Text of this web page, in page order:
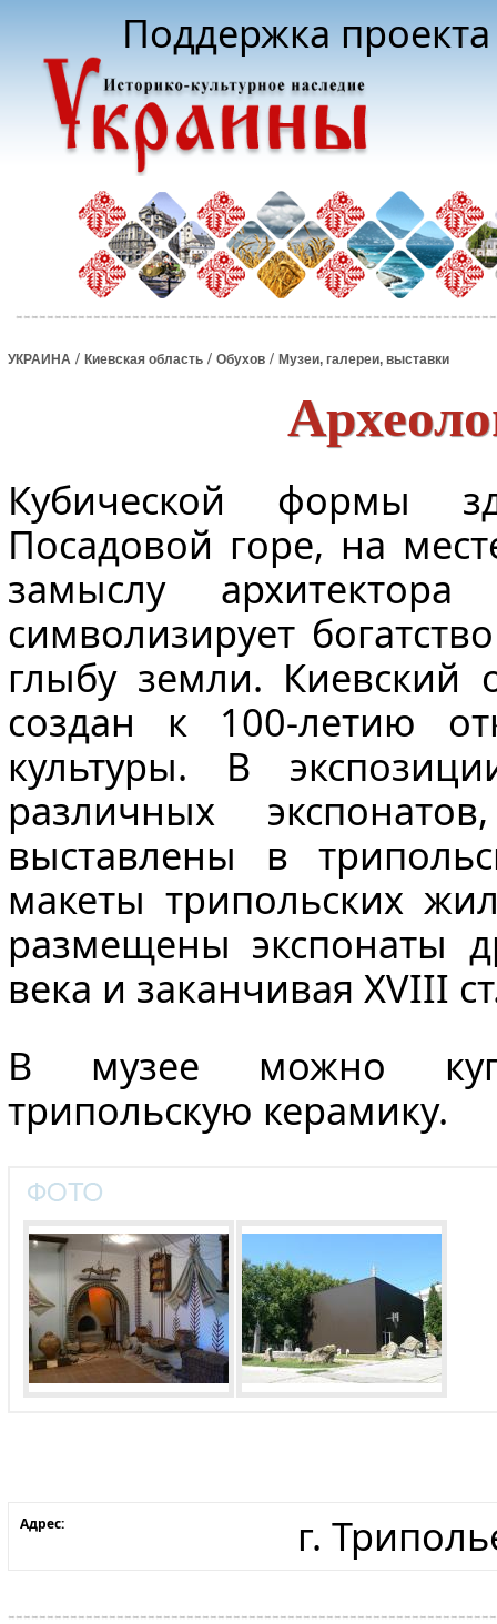
Поддержка
УКРАИНА / Киевская область / Обухов / Музеи, галереи, выставки
Кубической формы
Посадовой горе, на
замыслу
символизирует
глыбу земли. Киевский
создан к 100-летию
культуры. В
различных
выставлены в
макеты трипольских
размещены экспонаты
века и заканчивая XVIII
В музее можно
трипольскую керамику.
Адрес: г.